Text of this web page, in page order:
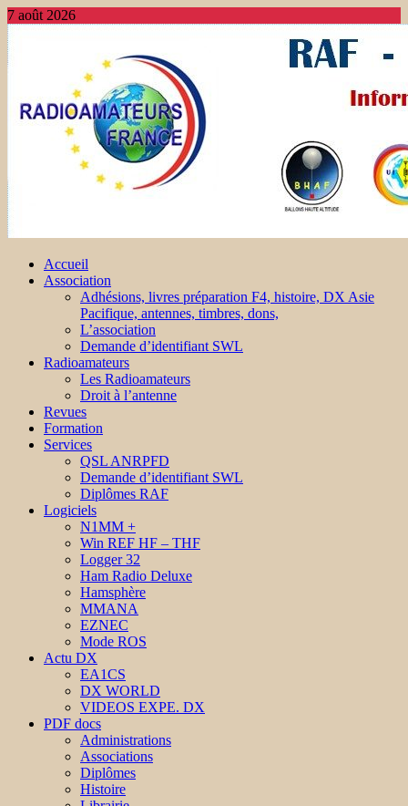
7 août 2026
Accueil
Association
Adhésions, livres préparation F4, histoire, DX Asie
Pacifique, antennes, timbres, dons,
L’association
Demande d’identifiant SWL
Radioamateurs
Les Radioamateurs
Droit à l’antenne
Revues
Formation
Services
QSL ANRPFD
Demande d’identifiant SWL
Diplômes RAF
Logiciels
N1MM +
Win REF HF – THF
Logger 32
Ham Radio Deluxe
Hamsphère
MMANA
EZNEC
Mode ROS
Actu DX
EA1CS
DX WORLD
VIDEOS EXPE. DX
PDF docs
Administrations
Associations
Diplômes
Histoire